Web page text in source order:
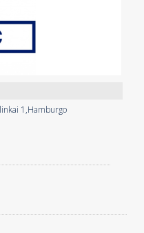
1,Hamburgo